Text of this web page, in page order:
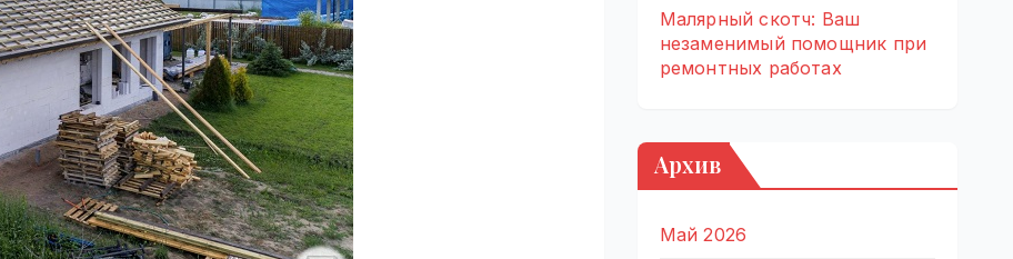
Малярный скотч: Ваш
незаменимый помощник при
ремонтных работах
Архив
Май 2026